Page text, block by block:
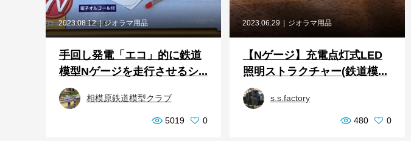
2023.08.12 ジオラマ用品
手回し発電「エコ」的に鉄道
模型Nゲージを走行させるシ...
相模原鉄道模型クラブ
5019 0
2023.06.29 ジオラマ用品
【Nゲージ】充電点灯式LED
照明ストラクチャー(鉄道模...
s.s.factory
480 0